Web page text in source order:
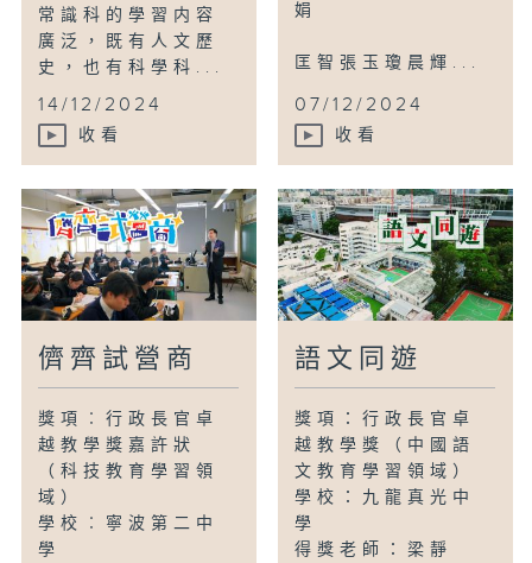
常識科的學習内容
廣泛，既有人文歷
史，也有科學科...
14/12/2024
收看
娟
匡智張玉瓊晨輝...
07/12/2024
收看
儕齊試營商
獎項︰行政長官卓
越教學獎嘉許狀
（科技教育學習領
域）
學校︰寧波第二中
學
語文同遊
獎項：行政長官卓
越教學獎（中國語
文教育學習領域）
學校：九龍真光中
學
得獎老師：梁靜